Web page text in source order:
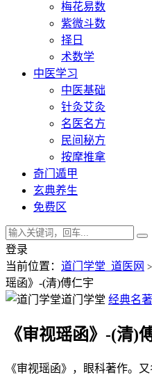
梅花易数
紫微斗数
择日
术数学
中医学习
中医基础
针灸艾灸
名医名方
民间秘方
按摩推拿
奇门遁甲
玄典养生
免费区
登录
当前位置： 道门学堂_道医网 >
瑶函》-(清)傅仁宇
道门学堂 经典名著
《审视瑶函》-(清)
《审视瑶函》，眼科著作。